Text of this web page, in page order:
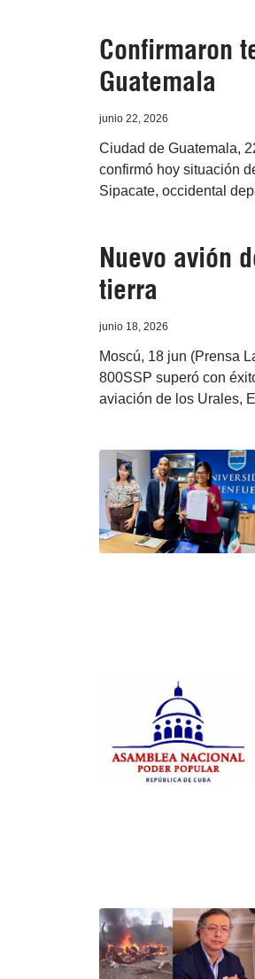
Confirmaron
Guatemala
junio 22, 2026
Ciudad de Guatemala,
confirmó hoy situación
Sipacate, occidental
Nuevo avión
tierra
junio 18, 2026
Moscú, 18 jun (Prensa
800SSP superó con
aviación de los Urales,